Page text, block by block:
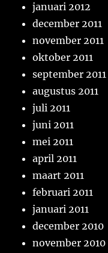
januari 2012
december 2011
november 2011
oktober 2011
september 2011
augustus 2011
juli 2011
juni 2011
mei 2011
april 2011
maart 2011
februari 2011
januari 2011
december 2010
november 2010